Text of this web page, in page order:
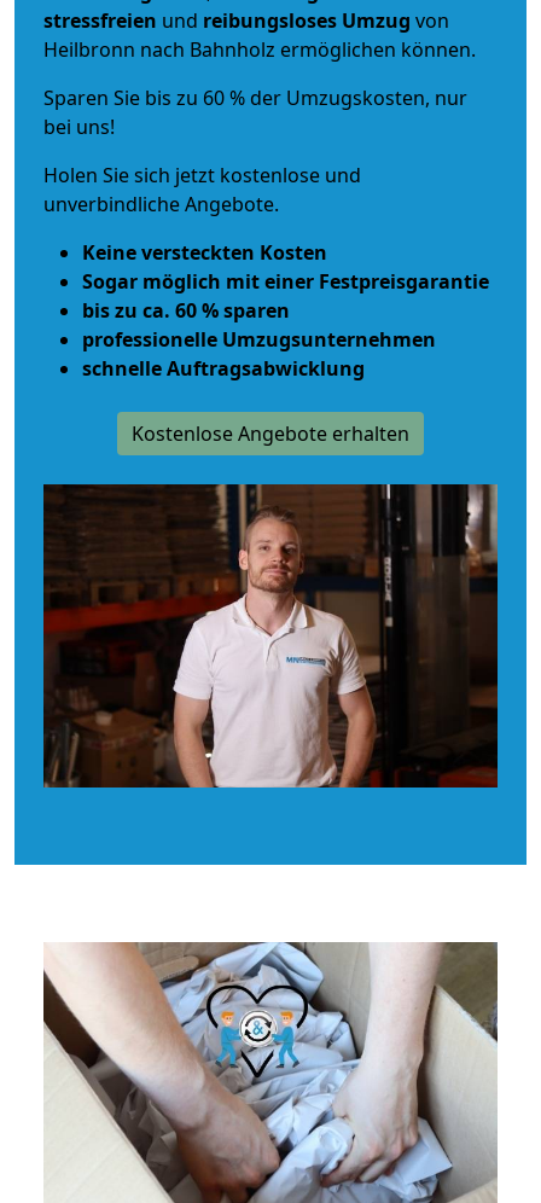
stressfreien und reibungsloses Umzug von
Heilbronn nach Bahnholz ermöglichen können.
Sparen Sie bis zu 60 % der Umzugskosten, nur
bei uns!
Holen Sie sich jetzt kostenlose und
unverbindliche Angebote.
Keine versteckten Kosten
Sogar möglich mit einer Festpreisgarantie
bis zu ca. 60 % sparen
professionelle Umzugsunternehmen
schnelle Auftragsabwicklung
Kostenlose Angebote erhalten